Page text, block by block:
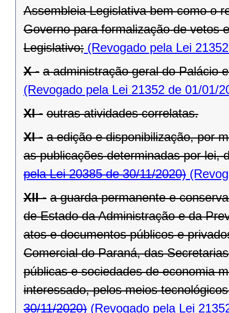
Assembleia Legislativa bem como o
Governo para formalização de vetos
Legislativo; (Revogado pela Lei
X - a administração geral do Palácio
(Revogado pela Lei 21352 de 01/01/
XI - outras atividades correlatas.
XI - a edição e disponibilização, por
as publicações determinadas por lei,
pela Lei 20385 de 30/11/2020)
XII - a guarda permanente e
de Estado da Administração e da
atos e documentos públicos e
Comercial do Paraná, das
públicas e sociedades de economia
interessado, pelos meios
30/11/2020) (Revogado pela Lei